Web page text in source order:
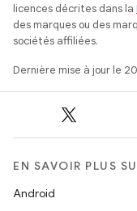
licences décrites dans la
des marques ou des
sociétés affiliées.
Dernière mise à jour le
EN SAVOIR PLUS
Android